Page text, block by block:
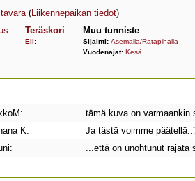
(Liikennepaikan tiedot)
Teräskori
Eil:
Muu tunniste
Sijainti: Asemalla/Ratapihalla
Vuodenajat: Kesä
tämä kuva on
K:
Ja tästä voimme
...että on unohtunut rajata